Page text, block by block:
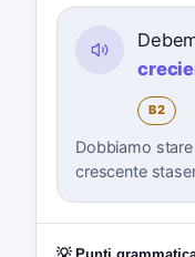
B2
Dobbiamo
crescente